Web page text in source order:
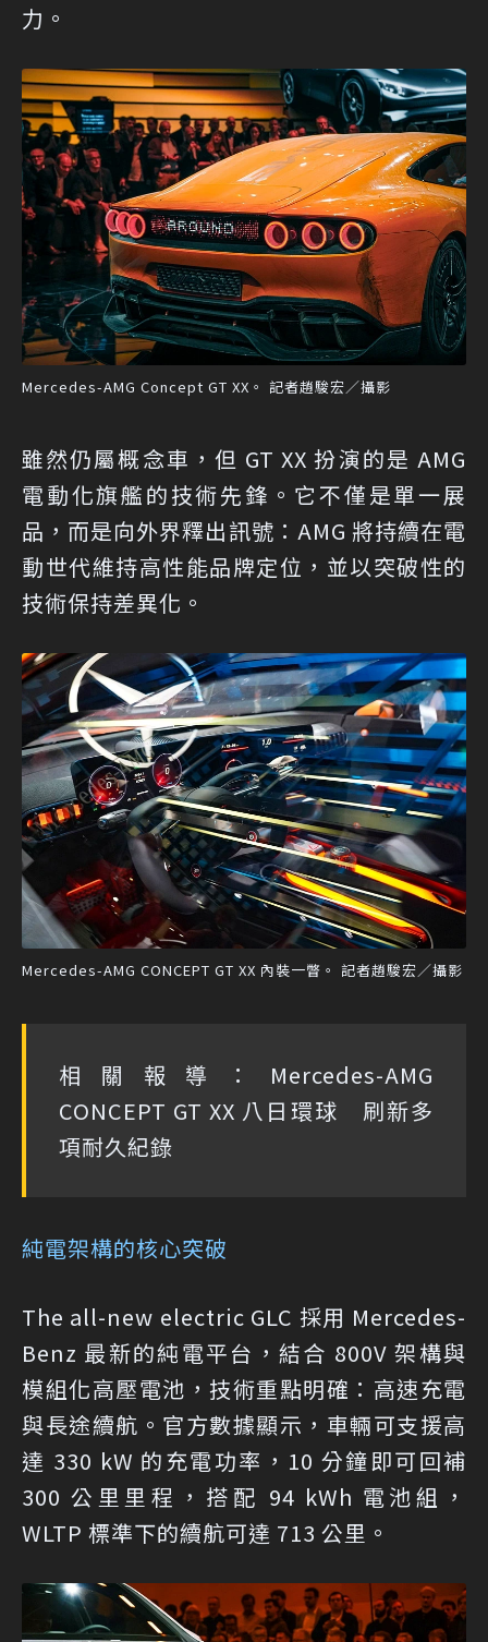
力。
Mercedes-AMG Concept GT XX。 記者趙駿宏／攝影
雖然仍屬概念車，但 GT XX 扮演的是 AMG
電動化旗艦的技術先鋒。它不僅是單一展
品，而是向外界釋出訊號：AMG 將持續在電
動世代維持高性能品牌定位，並以突破性的
技術保持差異化。
Mercedes-AMG CONCEPT GT XX 內裝一瞥。 記者趙駿宏／攝影
相關報導： Mercedes-AMG
CONCEPT GT XX 八日環球 刷新多
項耐久紀錄
純電架構的核心突破
The all-new electric GLC 採用 Mercedes-
Benz 最新的純電平台，結合 800V 架構與
模組化高壓電池，技術重點明確：高速充電
與長途續航。官方數據顯示，車輛可支援高
達 330 kW 的充電功率，10 分鐘即可回補
300 公里里程，搭配 94 kWh 電池組，
WLTP 標準下的續航可達 713 公里。